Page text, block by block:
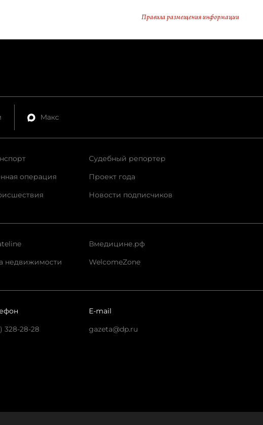
Правила размещения информации
Макс
операция
Судебный репортер
Проект года
Новости подписчиков
недвижимости
Вмедицине.рф
WelcomeZone
328-28-28
E-mail
gazeta@dp.ru